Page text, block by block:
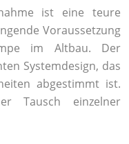
ist eine teure
Voraussetzung
im Altbau. Der
Systemdesign, das
abgestimmt ist.
Tausch einzelner